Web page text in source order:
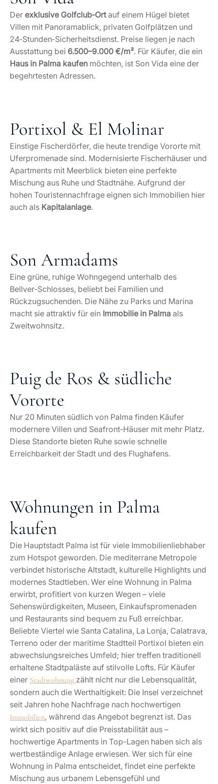
Der exklusive Golfclub‑Ortauf einem Hügel bietet
Villen mit Panoramablick, privaten Golfplätzen und
24‑Stunden‑Sicherheitsdienst. Preise liegen je nach
Ausstattung bei 6.500–9.000 €/m². Für Käufer, die ein
Haus in Palma kaufen möchten, ist Son Vida eine der
begehrtesten Adressen.
Portixol & El Molinar
Einstige Fischerdörfer, die heute trendige Vororte mit
Uferpromenade sind. Modernisierte Fischerhäuser und
Apartments mit Meerblick bieten eine perfekte
Mischung aus Ruhe und Stadtnähe. Aufgrund der
hohen Touristennachfrage eignen sich Immobilien hier
auch als Kapitalanlage.
Son Armadams
Eine grüne, ruhige Wohngegend unterhalb des
Bellver‑Schlosses, beliebt bei Familien und
Rückzugsuchenden. Die Nähe zu Parks und Marina
macht sie attraktiv für ein Immobilie in Palma als
Zweitwohnsitz.
Puig de Ros & südliche
Vororte
Nur 20 Minuten südlich von Palma finden Käufer
modernere Villen und Seafront‑Häuser mit mehr Platz.
Diese Standorte bieten Ruhe sowie schnelle
Erreichbarkeit der Stadt und des Flughafens.
Wohnungen in Palma
kaufen
Die Hauptstadt Palma ist für viele Immobilienliebhaber
zum Hotspot geworden. Die mediterrane Metropole
verbindet historische Altstadt, kulturelle Highlights und
modernes Stadtleben. Wer eine Wohnung in Palma
erwirbt, profitiert von kurzen Wegen – viele
Sehenswürdigkeiten, Museen, Einkaufspromenaden
und Restaurants sind bequem zu Fuß erreichbar.
Beliebte Viertel wie Santa Catalina, La Lonja, Calatrava,
Terreno oder der maritime Stadtteil Portixol bieten ein
abwechslungsreiches Umfeld; hier treffen traditionell
erhaltene Stadtpaläste auf stilvolle Lofts. Für Käufer
einer Stadtwohnung zählt nicht nur die Lebensqualität,
sondern auch die Werthaltigkeit: Die Insel verzeichnet
seit Jahren hohe Nachfrage nach hochwertigen
Immobilien, während das Angebot begrenzt ist. Das
wirkt sich positiv auf die Preisstabilität aus –
hochwertige Apartments in Top-Lagen haben sich als
wertbeständige Anlage erwiesen. Wer sich für eine
Wohnung in Palma entscheidet, findet eine perfekte
Mischung aus urbanem Lebensgefühl und